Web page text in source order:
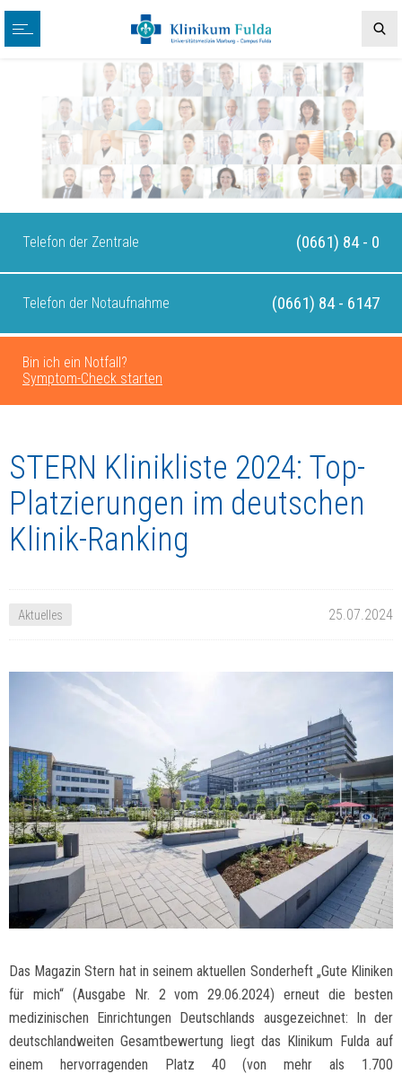
Telefon der Zentrale (0661) 84 - 0
Telefon der Notaufnahme (0661) 84 - 6147
Bin ich ein Notfall?
Symptom-Check starten
STERN Klinikliste 2024: Top-
Platzierungen im deutschen
Klinik-Ranking
Aktuelles 25.07.2024
Das Magazin Stern hat in seinem aktuellen Sonderheft „Gute Kliniken
für mich“ (Ausgabe Nr. 2 vom 29.06.2024) erneut die besten
medizinischen Einrichtungen Deutschlands ausgezeichnet: In der
deutschlandweiten Gesamtbewertung liegt das Klinikum Fulda auf
einem hervorragenden Platz 40 (von mehr als 1.700